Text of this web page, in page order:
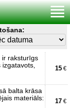
ir raksturīgs
15 €
balta krāsa
materiāls:
17 €